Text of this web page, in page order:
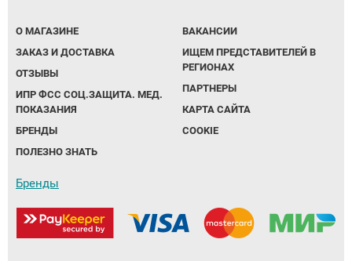
О МАГАЗИНЕ
ЗАКАЗ И ДОСТАВКА
ОТЗЫВЫ
ИПР ФСС СОЦ.ЗАЩИТА. МЕД.
ПОКАЗАНИЯ
БРЕНДЫ
ПОЛЕЗНО ЗНАТЬ
ВАКАНСИИ
ИЩЕМ ПРЕДСТАВИТЕЛЕЙ В
РЕГИОНАХ
ПАРТНЕРЫ
КАРТА САЙТА
COOKIE
Бренды